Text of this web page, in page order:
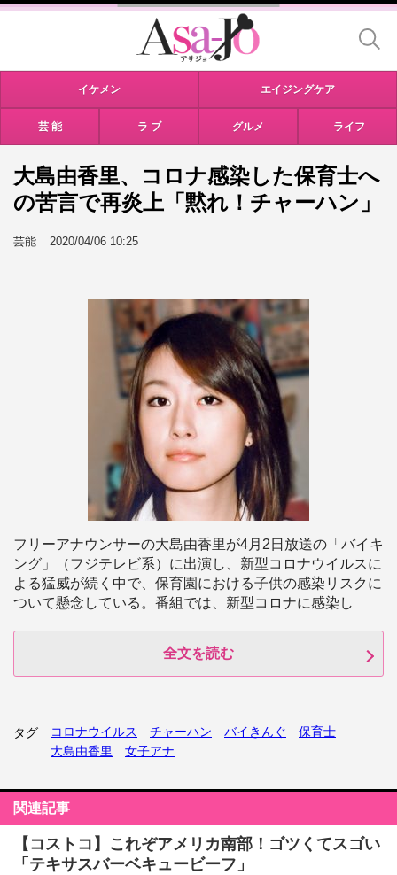
イケメン エイジングケア
芸 能 ラ ブ グルメ ライフ
大島由香里、コロナ感染した保育士へ
の苦言で再炎上「黙れ！チャーハン」
芸能 2020/04/06 10:25
フリーアナウンサーの大島由香里が4月2日放送の「バイキ
ング」（フジテレビ系）に出演し、新型コロナウイルスに
よる猛威が続く中で、保育園における子供の感染リスクに
ついて懸念している。番組では、新型コロナに感染し
全文を読む
タグ コロナウイルス チャーハン バイきんぐ
保育士
大島由香里
女子アナ
関連記事
【コストコ】これぞアメリカ南部！ゴツくてスゴい
「テキサスバーベキュービーフ」